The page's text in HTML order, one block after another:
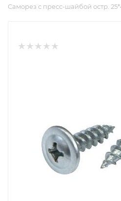
Саморез с пресс-шайбой остр.